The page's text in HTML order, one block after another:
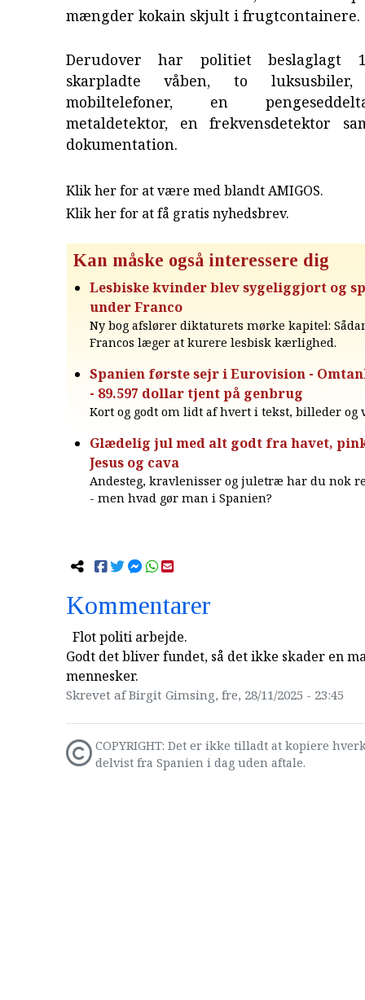
mængder kokain skjult i frugtcontainere.
Derudover har politiet beslaglagt
skarpladte våben, to luksusbiler,
mobiltelefoner, en
metaldetektor, en frekvensdetektor
dokumentation.
Klik her for at være med blandt AMIGOS.
Klik her for at få gratis nyhedsbrev.
Kan måske også interessere dig
Lesbiske kvinder blev sygeliggjort og
under Franco
Ny bog afslører diktaturets mørke kapitel:
Francos læger at kurere lesbisk kærlighed.
Spanien første sejr i Eurovision -
- 89.597 dollar tjent på genbrug
Kort og godt om lidt af hvert i tekst, billeder og
Glædelig jul med alt godt fra havet,
Jesus og cava
Andesteg, kravlenisser og juletræ har du nok
- men hvad gør man i Spanien?
Kommentarer
Flot politi arbejde.
Godt det bliver fundet, så det ikke skader en
mennesker.
Skrevet af Birgit Gimsing, fre, 28/11/2025 - 23:45
COPYRIGHT: Det er ikke tilladt at kopiere
delvist fra Spanien i dag uden aftale.